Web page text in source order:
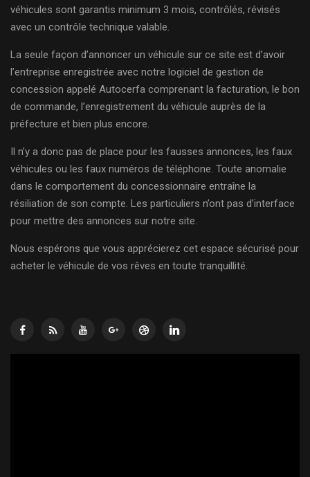
véhicules sont garantis minimum 3 mois, contrôlés, révisés
avec un contrôle technique valable.
La seule façon d’annoncer un véhicule sur ce site est d’avoir
l’entreprise enregistrée avec notre logiciel de gestion de
concession appelé Autocerfa comprenant la facturation, le bon
de commande, l’enregistrement du véhicule auprès de la
préfecture et bien plus encore.
Il n’y a donc pas de place pour les fausses annonces, les faux
véhicules ou les faux numéros de téléphone. Toute anomalie
dans le comportement du concessionnaire entraîne la
résiliation de son compte. Les particuliers n’ont pas d’interface
pour mettre des annonces sur notre site.
Nous espérons que vous apprécierez cet espace sécurisé pour
acheter le véhicule de vos rêves en toute tranquillité.